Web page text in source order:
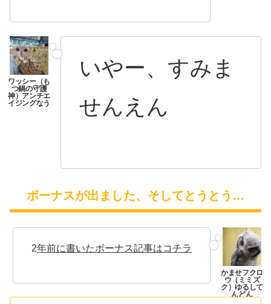
いやー、すみま
せんえん
ボーナスが出ました、そしてとうとう…
2年前に書いたボーナス記事はコチラ